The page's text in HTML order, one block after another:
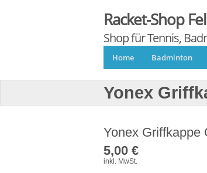
Racket-Shop
Shop für Tennis,
Home Badminton
Yonex
Yonex Griffkappe
5,00 €
inkl. MwSt.